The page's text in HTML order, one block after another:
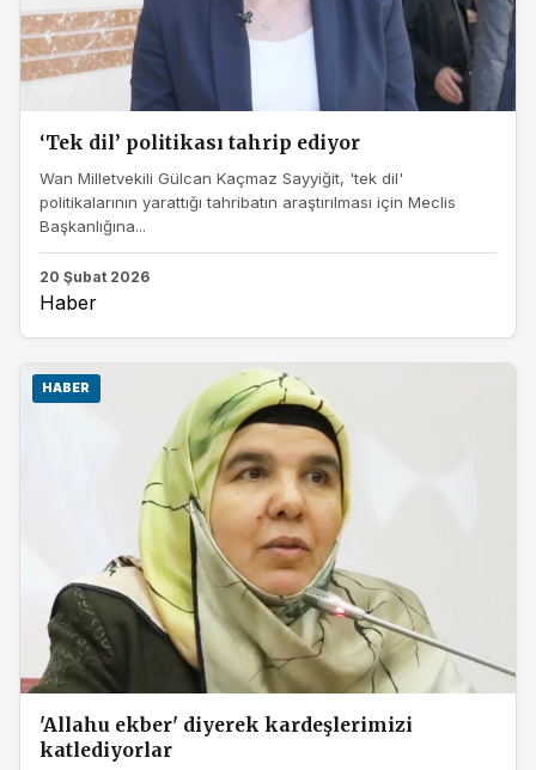
‘Tek dil’ politikası tahrip ediyor
Wan Milletvekili Gülcan Kaçmaz Sayyiğit, 'tek dil'
politikalarının yarattığı tahribatın araştırılması için Meclis
Başkanlığına...
20 Şubat 2026
Haber
HABER
'Allahu ekber' diyerek kardeşlerimizi
katlediyorlar